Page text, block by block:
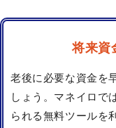
将来資
老後に必要な資金を
しょう。マネイロで
られる無料ツールを